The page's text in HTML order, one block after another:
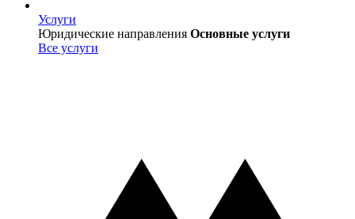
Услуги
Услуги
Юридические направления Основные услуги
Все услуги